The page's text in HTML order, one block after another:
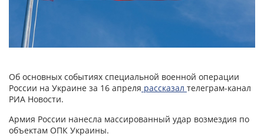
Об основных событиях специальной военной операции
России на Украине за 16 апреля рассказал телеграм-канал
РИА Новости.
Армия России нанесла массированный удар возмездия по
объектам ОПК Украины.